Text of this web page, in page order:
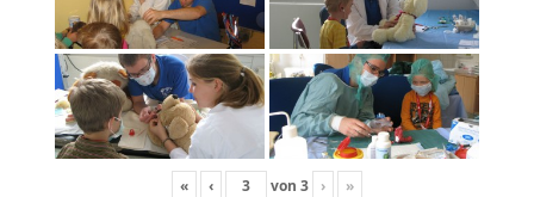
« ‹ von 3 › »